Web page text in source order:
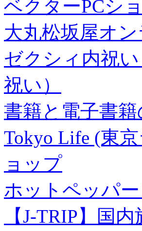
ベクターPCシ
大丸松坂屋オ
ゼクシィ内祝
祝い）
書籍と電子書
Tokyo Life (東
ョップ
ホットペッパ
【J-TRIP】国